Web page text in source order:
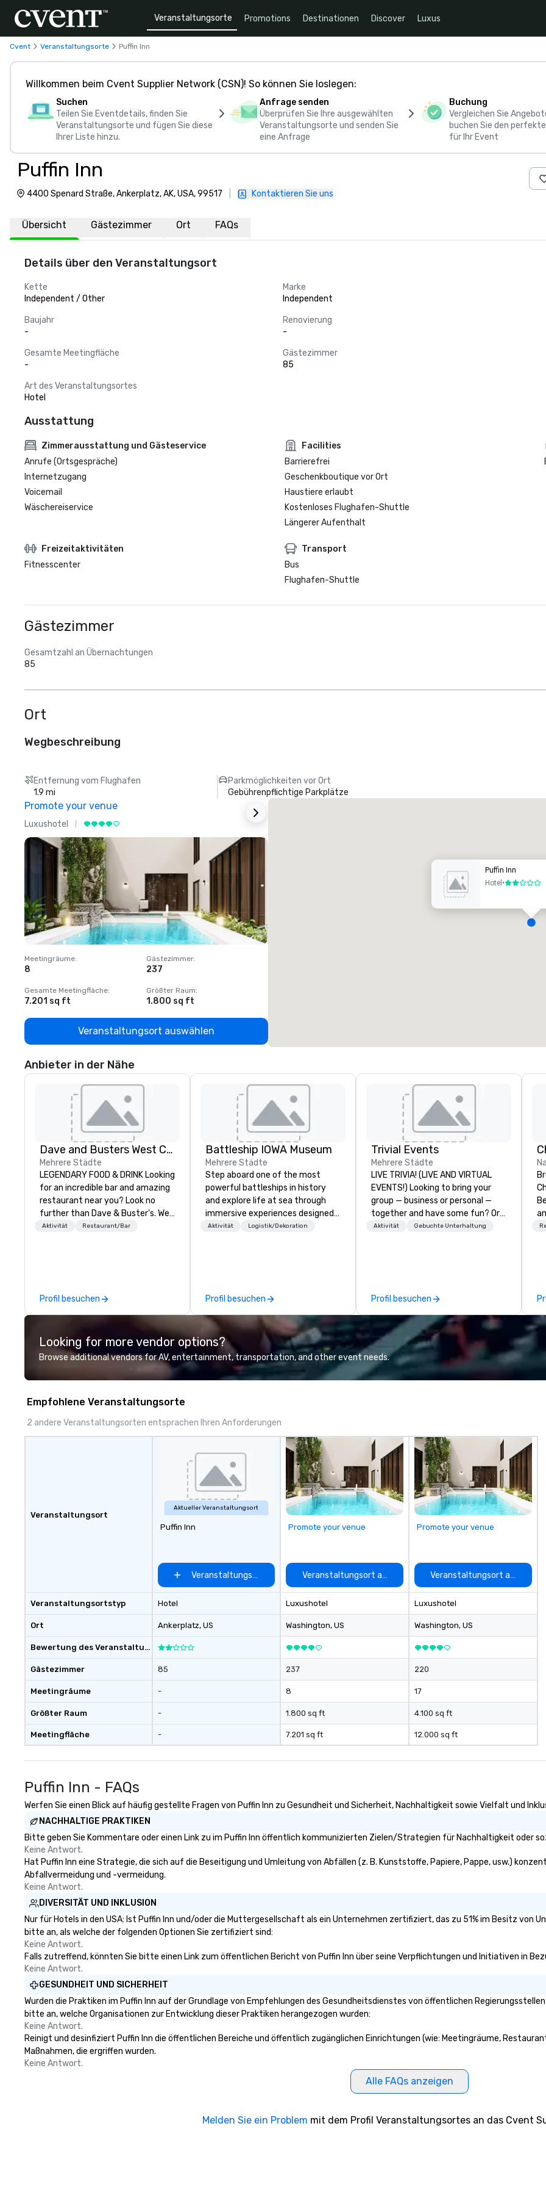
Veranstaltungsorte Promotions Destinationen Discover Luxus
Cvent Veranstaltungsorte Puffin Inn
Willkommen beim Cvent Supplier Network (CSN)! So können Sie loslegen:
Suchen
Teilen Sie Eventdetails, finden Sie
Veranstaltungsorte und fügen Sie diese
Ihrer Liste hinzu.
Anfrage senden
Überprüfen Sie Ihre ausgewählten
Veranstaltungsorte und senden Sie
eine Anfrage
Buchung
Vergleichen Sie
buchen Sie den
für Ihr Event
Puffin Inn
4400 Spenard Straße, Ankerplatz, AK, USA, 99517 Kontaktieren Sie uns
Übersicht Gästezimmer Ort FAQs
Details über den Veranstaltungsort
Kette
Independent / Other
Marke
Independent
Baujahr
-
Renovierung
-
Gesamte Meetingfläche
-
Gästezimmer
85
Art des Veranstaltungsortes
Hotel
Ausstattung
Zimmerausstattung und Gästeservice
Anrufe (Ortsgespräche)
Internetzugang
Voicemail
Wäschereiservice
Facilities
Barrierefrei
Geschenkboutique vor Ort
Haustiere erlaubt
Kostenloses Flughafen-Shuttle
Längerer Aufenthalt
Freizeitaktivitäten
Fitnesscenter
Transport
Bus
Flughafen-Shuttle
Gästezimmer
Gesamtzahl an Übernachtungen
85
Ort
Wegbeschreibung
Entfernung vom Flughafen
1.9 mi
Parkmöglichkeiten vor Ort
Gebührenpflichtige Parkplätze
Promote your venue
Luxushotel
Meetingräume:
8
Gästezimmer:
237
Gesamte Meetingfläche:
7.201 sq ft
Größter Raum:
1.800 sq ft
Veranstaltungsort auswählen
Puffin Inn
Hotel •2 von 5
Anbieter in der Nähe
Dave and Busters West Coast
Mehrere Städte
LEGENDARY FOOD & DRINK Looking
for an incredible bar and amazing
restaurant near you? Look no
further than Dave & Buster's. We
have amazing games and award-
Aktivität Restaurant/Bar
Profil besuchen
Battleship IOWA Museum
Mehrere Städte
Step aboard one of the most
powerful battleships in history
and explore life at sea through
immersive experiences designed
for all ages. From self-guided
retracing the steps of U.S.
Presidents, climbing into massive
gun turrets, descending into the
heart of the engineering spaces,
or racing against time to save the
ship in a thrilling escape challenge
— each experience brings the ship
Aktivität Logistik/Dekoration
Profil besuchen
Trivial Events
Mehrere Städte
LIVE TRIVIA! (LIVE AND VIRTUAL
EVENTS!) Looking to bring your
group — business or personal —
together and have some fun? Or
maybe there’s a special occasion
choose Trivial Events? • Our trivia
content specifically encourages
teamwork and interactions. •.
Special video questions and other
creative elements elevate our
events beyond typical “pub trivia.”
(Check out the promo videos for
be a “trivia person” to have lots of
fun! We take a unique and
creative approach to a range of
topics and fun facts, aiming to
both inform and entertain. In
short, we want you to have a
Building Activities and
“non-cringey”) way for attendees
to connect quickly — especially
connections create a friendly,
collaborative environment and
boost communication beyond the
event itself.
Aktivität Gebuchte Unterhaltung
Profil besuchen
Looking for more vendor options?
Browse additional vendors for AV, entertainment, transportation, and other event needs.
Empfohlene Veranstaltungsorte
2 andere Veranstaltungsorten entsprachen Ihren Anforderungen
Veranstaltungsort
Veranstaltungsortstyp
Ort
Bewertung des Veranstaltungsortes
Gästezimmer
Meetingräume
Größter Raum
Meetingfläche
Aktueller Veranstaltungsort
Puffin Inn
Veranstaltungsort auswählen
Hotel
Ankerplatz, US
85
-
-
-
Promote your venue
Veranstaltungsort auswählen
Luxushotel
Washington, US
237
8
1.800 sq ft
7.201 sq ft
Promote your venue
Veranstaltungsort auswählen
Luxushotel
Washington, US
220
17
4.100 sq ft
12.000 sq ft
Puffin Inn - FAQs
Werfen Sie einen Blick auf häufig gestellte Fragen von Puffin Inn zu Gesundheit und Sicherheit, Nachhaltigkeit sowie Vielfalt und
NACHHALTIGE PRAKTIKEN
Bitte geben Sie Kommentare oder einen Link zu im Puffin Inn öffentlich kommunizierten Zielen/Strategien für Nachhaltigkeit oder
Keine Antwort.
Hat Puffin Inn eine Strategie, die sich auf die Beseitigung und Umleitung von Abfällen (z. B. Kunststoffe, Papiere, Pappe, usw.)
Abfallvermeidung und -vermeidung.
Keine Antwort.
DIVERSITÄT UND INKLUSION
Nur für Hotels in den USA: Ist Puffin Inn und/oder die Muttergesellschaft als ein Unternehmen zertifiziert, das zu 51% im Besitz von
bitte an, als welche der folgenden Optionen Sie zertifiziert sind:
Keine Antwort.
Falls zutreffend, könnten Sie bitte einen Link zum öffentlichen Bericht von Puffin Inn über seine Verpflichtungen und Initiativen in
Keine Antwort.
GESUNDHEIT UND SICHERHEIT
Wurden die Praktiken im Puffin Inn auf der Grundlage von Empfehlungen des Gesundheitsdienstes von öffentlichen
bitte an, welche Organisationen zur Entwicklung dieser Praktiken herangezogen wurden:
Keine Antwort.
Reinigt und desinfiziert Puffin Inn die öffentlichen Bereiche und öffentlich zugänglichen Einrichtungen (wie: Meetingräume,
Maßnahmen, die ergriffen wurden.
Keine Antwort.
Alle FAQs anzeigen
Melden Sie ein Problem mit dem Profil Veranstaltungsortes an das Cvent